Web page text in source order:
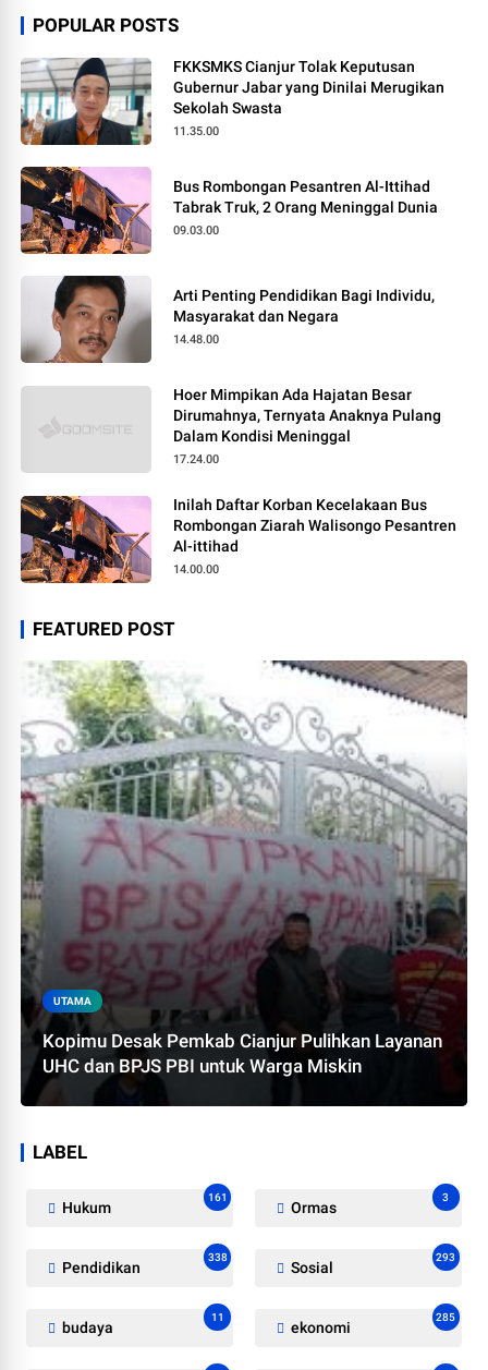
POPULAR POSTS
FKKSMKS Cianjur Tolak Keputusan
Gubernur Jabar yang Dinilai Merugikan
Sekolah Swasta
11.35.00
Bus Rombongan Pesantren Al-Ittihad
Tabrak Truk, 2 Orang Meninggal Dunia
09.03.00
Arti Penting Pendidikan Bagi Individu,
Masyarakat dan Negara
14.48.00
Hoer Mimpikan Ada Hajatan Besar
Dirumahnya, Ternyata Anaknya Pulang
Dalam Kondisi Meninggal
17.24.00
Inilah Daftar Korban Kecelakaan Bus
Rombongan Ziarah Walisongo Pesantren
Al-ittihad
14.00.00
FEATURED POST
UTAMA
Kopimu Desak Pemkab Cianjur Pulihkan Layanan
UHC dan BPJS PBI untuk Warga Miskin
LABEL
Hukum
161
Ormas
3
Pendidikan
338
Sosial
293
budaya
11
ekonomi
285